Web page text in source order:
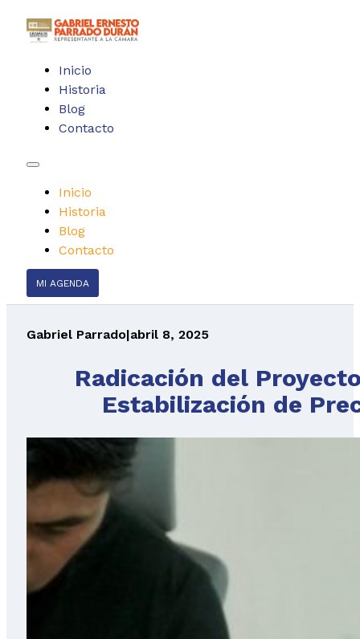
Inicio
Historia
Blog
Contacto
Inicio
Historia
Blog
Contacto
MI AGENDA
Gabriel Parrado|abril 8, 2025
Radicación del
Estabilización de